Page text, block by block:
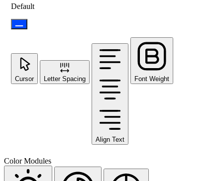
Default
Cursor Letter Spacing
Align Text
Font Weight
Color Modules